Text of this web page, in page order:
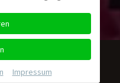
Impressum